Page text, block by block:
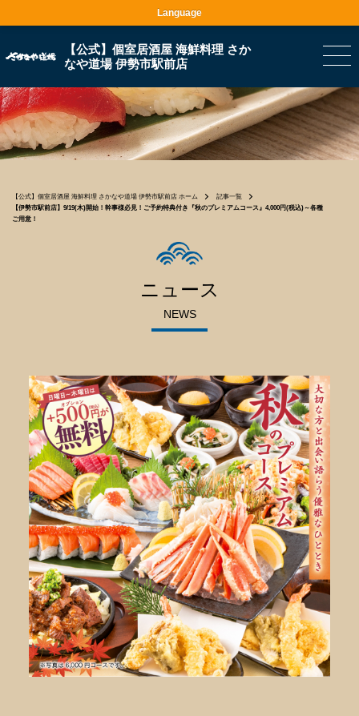
【公式】個室居酒屋 海鮮料理 さか
なや道場 伊勢市駅前店
【公式】個室居酒屋 海鮮料理 さかなや道場 伊勢市駅前店 ホーム
記事一覧
【伊勢市駅前店】9/19(木)開始！幹事様必見！ご予約特典付き『秋のプレミアムコース』4,000円(税込)～各種
ご用意！
ニュース
NEWS
Language